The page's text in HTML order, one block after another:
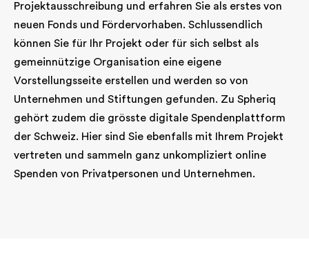
Projektausschreibung und erfahren Sie als erstes von
neuen Fonds und Fördervorhaben. Schlussendlich
können Sie für Ihr Projekt oder für sich selbst als
gemeinnützige Organisation eine eigene
Vorstellungsseite erstellen und werden so von
Unternehmen und Stiftungen gefunden. Zu Spheriq
gehört zudem die grösste digitale Spendenplattform
der Schweiz. Hier sind Sie ebenfalls mit Ihrem Projekt
vertreten und sammeln ganz unkompliziert online
Spenden von Privatpersonen und Unternehmen.